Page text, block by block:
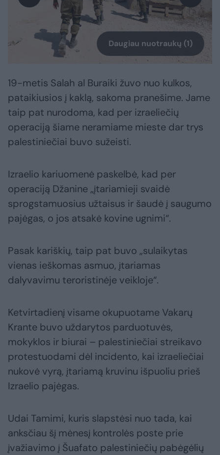
Daugiau nuotraukų (1)
19-metis Salah al Buraiki žuvo nuo kulkos,
pataikiusios į kaklą, sakoma pranešime. Jame
taip pat nurodoma, kad per izraeliečių
operaciją šiame neramiame mieste dar trys
palestiniečiai buvo sužeisti.
Izraelio kariuomenė paskelbė, kad per
operaciją Džanine „įtariamieji svaidė
sprogstamuosius užtaisus ir šaudė į saugumo
pajėgas, o jos atsakė kovine ugnimi“.
Pasak kariškių, taip pat buvo „sulaikytas
vienas ieškomas asmuo, įtariamas
dalyvavimu teroristinėje veikloje“.
Ketvirtadienį visame okupuotame Vakarų
Krante buvo uždarytos parduotuvės,
mokyklos ir biurai – palestiniečiai streikavo
protestuodami dėl incidento, kai izraeliečiai
nukovė vyrą, įtariamą kruvinu išpuoliu prieš
Izraelio pajėgas.
Udai Tamimi, kuris slapstėsi nuo tada, kai
anksčiau šį mėnesį kontrolės poste prie
įvažiavimo į Šuafato palestiniečių pabėgėlių